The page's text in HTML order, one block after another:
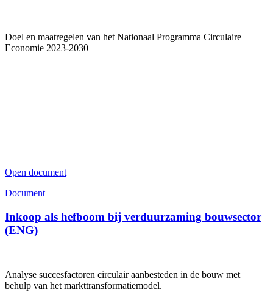
Doel en maatregelen van het Nationaal Programma Circulaire
Economie 2023-2030
Open document
Document
Inkoop als hefboom bij verduurzaming bouwsector
(ENG)
Analyse succesfactoren circulair aanbesteden in de bouw met
behulp van het markttransformatiemodel.